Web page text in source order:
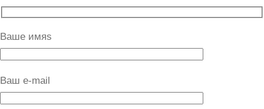
Ваше имяs
Ваш e-mail